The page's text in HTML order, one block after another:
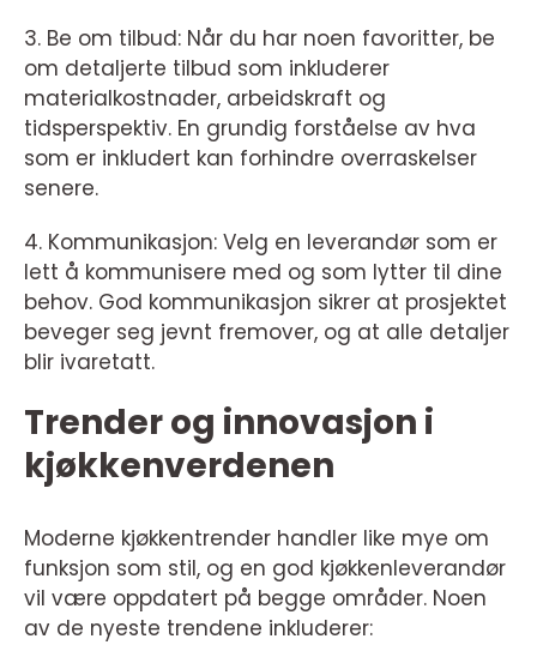
3. Be om tilbud: Når du har noen favoritter, be
om detaljerte tilbud som inkluderer
materialkostnader, arbeidskraft og
tidsperspektiv. En grundig forståelse av hva
som er inkludert kan forhindre overraskelser
senere.
4. Kommunikasjon: Velg en leverandør som er
lett å kommunisere med og som lytter til dine
behov. God kommunikasjon sikrer at prosjektet
beveger seg jevnt fremover, og at alle detaljer
blir ivaretatt.
Trender og innovasjon i
kjøkkenverdenen
Moderne kjøkkentrender handler like mye om
funksjon som stil, og en god kjøkkenleverandør
vil være oppdatert på begge områder. Noen
av de nyeste trendene inkluderer: